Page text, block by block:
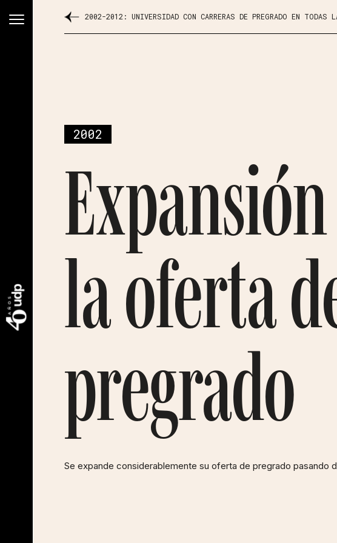
2002-2012: UNIVERSIDAD CON CARRERAS DE PREGRADO EN TODAS
2002
la oferta
pregrado
Se expande considerablemente su oferta de pregrado pasando